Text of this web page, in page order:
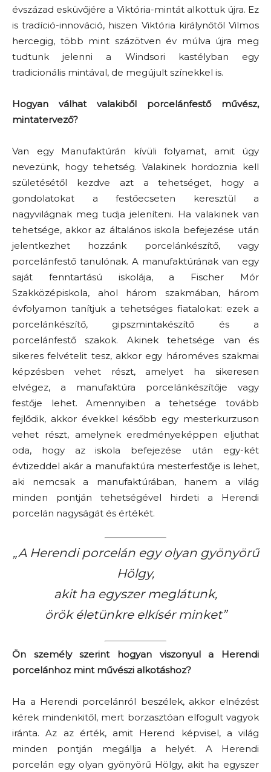
évszázad esküvőjére a Viktória-mintát alkottuk újra. Ez
is tradíció-innováció, hiszen Viktória királynőtől Vilmos
hercegig, több mint százötven év múlva újra meg
tudtunk jelenni a Windsori kastélyban egy
tradicionális mintával, de megújult színekkel is.
Hogyan válhat valakiből porcelánfestő művész,
mintatervező?
Van egy Manufaktúrán kívüli folyamat, amit úgy
nevezünk, hogy tehetség. Valakinek hordoznia kell
születésétől kezdve azt a tehetséget, hogy a
gondolatokat a festőecseten keresztül a
nagyvilágnak meg tudja jeleníteni. Ha valakinek van
tehetsége, akkor az általános iskola befejezése után
jelentkezhet hozzánk porcelánkészítő, vagy
porcelánfestő tanulónak. A manufaktúrának van egy
saját fenntartású iskolája, a Fischer Mór
Szakközépiskola, ahol három szakmában, három
évfolyamon tanítjuk a tehetséges fiatalokat: ezek a
porcelánkészítő, gipszmintakészítő és a
porcelánfestő szakok. Akinek tehetsége van és
sikeres felvételit tesz, akkor egy hároméves szakmai
képzésben vehet részt, amelyet ha sikeresen
elvégez, a manufaktúra porcelánkészítője vagy
festője lehet. Amennyiben a tehetsége tovább
fejlődik, akkor évekkel később egy mesterkurzuson
vehet részt, amelynek eredményeképpen eljuthat
oda, hogy az iskola befejezése után egy-két
évtizeddel akár a manufaktúra mesterfestője is lehet,
aki nemcsak a manufaktúrában, hanem a világ
minden pontján tehetségével hirdeti a Herendi
porcelán nagyságát és értékét.
„A Herendi porcelán egy olyan gyönyörű
Hölgy,
akit ha egyszer meglátunk,
örök életünkre elkísér minket”
Ön személy szerint hogyan viszonyul a Herendi
porcelánhoz mint művészi alkotáshoz?
Ha a Herendi porcelánról beszélek, akkor elnézést
kérek mindenkitől, mert borzasztóan elfogult vagyok
iránta. Az az érték, amit Herend képvisel, a világ
minden pontján megállja a helyét. A Herendi
porcelán egy olyan gyönyörű Hölgy, akit ha egyszer